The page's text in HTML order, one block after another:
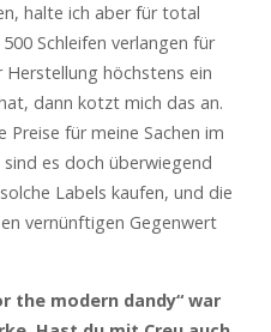
halte ich aber für total
Schleifen verlangen für
Herstellung höchstens ein
dann kotzt mich das an.
Preise für meine Sachen im
sind es doch überwiegend
Labels kaufen, und die
vernünftigen Gegenwert
the modern dandy“ war